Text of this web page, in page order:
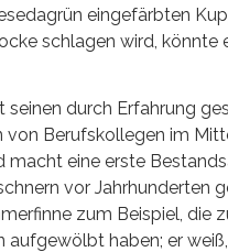
eingefärbten
schlagen wird, könnte
seinen durch Erfahrung
von Berufskollegen im
macht eine erste
vor Jahrhunderten
zum Beispiel, die
aufgewölbt haben; er